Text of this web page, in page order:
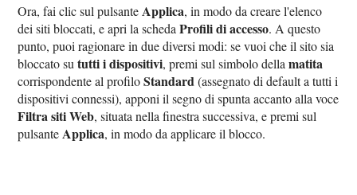
Ora, fai clic sul pulsante Applica, in modo da creare l'elenco
dei siti bloccati, e apri la schedaProfili di accesso. A questo
punto, puoi ragionare in due diversi modi: se vuoi che il sito sia
bloccato sututti i dispositivi, premi sul simbolo dellamatita
corrispondente al profiloStandard (assegnato di default a tutti i
dispositivi connessi), apponi il segno di spunta accanto alla voce
Filtra siti Web, situata nella finestra successiva, e premi sul
pulsante Applica, in modo da applicare il blocco.